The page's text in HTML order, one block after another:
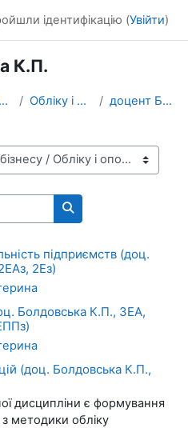
ідентифікацію (Увійти)
К.П.
Факультет управління та бізнесу Обліку і оподаткування доцент Болдовська К.П.
Пошук курсів
підприємств (доц.
2Ез)
Болдовська К.П., 3ЕА,
(доц. Болдовська К.П.,
дисципліни є формування
методики обліку